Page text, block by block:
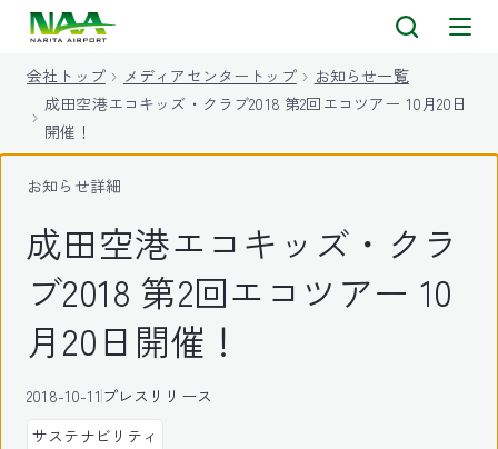
会社トップ メディアセンタートップ
お知らせ一覧
成田空港エコキッズ・クラブ2018 第2回エコツアー 10月20日
開催！
お知らせ詳細
成田空港エコキッズ・クラ
ブ2018 第2回エコツアー 10
月20日開催！
2018-10-11プレスリリース
サステナビリティ